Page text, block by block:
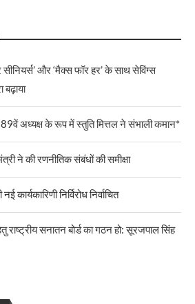
और ‘मैक्स फॉर हर’ के साथ सेविंग्स
अध्यक्ष के रूप में स्तुति मित्तल ने संभाली कमान*
ने की रणनीतिक संबंधों की समीक्षा
कार्यकारिणी निर्विरोध निर्वाचित
राष्ट्रीय सनातन बोर्ड का गठन हो: सूरजपाल सिंह